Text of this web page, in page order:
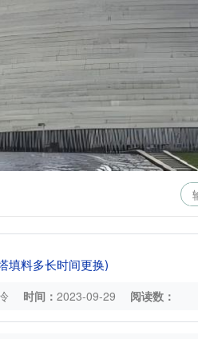
填料多长时间更换)
时间： 2023-09-29 阅读数：